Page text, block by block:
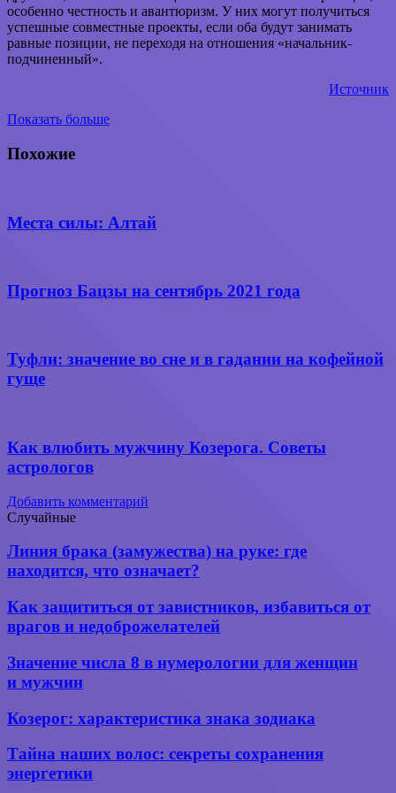
особенно честность и авантюризм. У них могут получиться
успешные совместные проекты, если оба будут занимать
равные позиции, не переходя на отношения «начальник-
подчиненный».
Источник
Показать больше
через
Похожие
Места силы: Алтай
Прогноз Бацзы на сентябрь 2021 года
Туфли: значение во сне и в гадании на кофейной
гуще
Как влюбить мужчину Козерога. Советы
астрологов
Добавить комментарий
Случайные
Линия
(замужества)
где
находится,
означает?
Линия брака (замужества) на руке: где
находится, что означает?
Как
защититься
от
избавиться
от
и
недоброжелателей
Как защититься от завистников, избавиться от
врагов и недоброжелателей
Значение
8 в
для
и мужчин
Значение числа 8 в нумерологии для женщин
и мужчин
Козерог:
характеристика
знака
зодиака
Козерог: характеристика знака зодиака
Тайна
волос:
Тайна наших волос: секреты сохранения
энергетики